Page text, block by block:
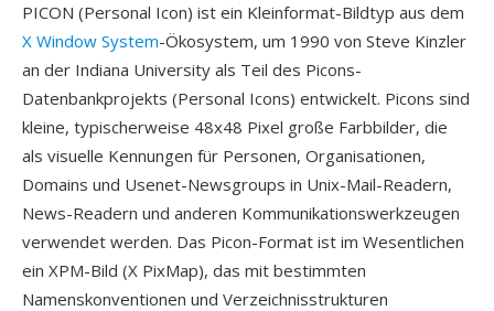
PICON (Personal Icon) ist ein Kleinformat-Bildtyp aus dem
X Window System-Ökosystem, um 1990 von Steve Kinzler
an der Indiana University als Teil des Picons-
Datenbankprojekts (Personal Icons) entwickelt. Picons sind
kleine, typischerweise 48x48 Pixel große Farbbilder, die
als visuelle Kennungen für Personen, Organisationen,
Domains und Usenet-Newsgroups in Unix-Mail-Readern,
News-Readern und anderen Kommunikationswerkzeugen
verwendet werden. Das Picon-Format ist im Wesentlichen
ein XPM-Bild (X PixMap), das mit bestimmten
Namenskonventionen und Verzeichnisstrukturen